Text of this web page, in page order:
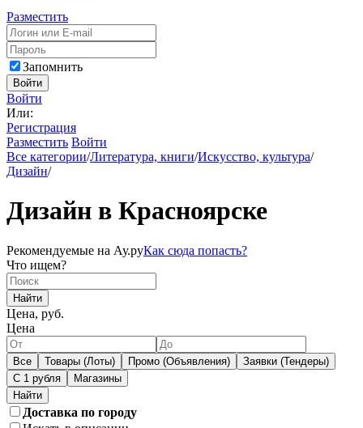
Разместить
Запомнить
Войти
Войти
Или:
Регистрация
Разместить Войти
Все категории/Литература, книги/Искусство, культура/
Дизайн/
Дизайн в Красноярске
Рекомендуемые на Ау.руКак сюда попасть?
Что ищем?
Найти
Цена, руб.
Цена
Все Товары (Лоты) Промо (Объявления)
Заявки (Тендеры)
С 1 рубля
Магазины
Доставка по городу